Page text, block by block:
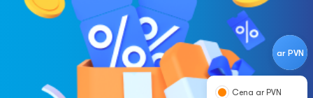
ar PVN
Cena ar PVN